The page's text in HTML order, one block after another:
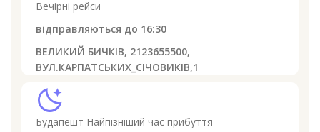
Вечірні рейси
відправляються до 16:30
ВЕЛИКИЙ БИЧКІВ, 2123655500,
ВУЛ.КАРПАТСЬКИХ_СІЧОВИКІВ,1
sleep
Будапешт Найпізніший час прибуття